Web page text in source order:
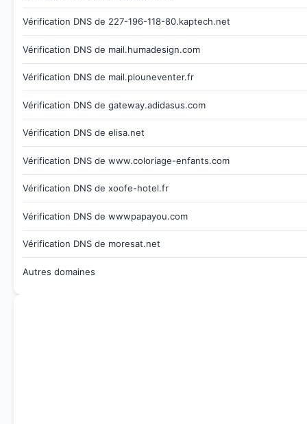
Vérification DNS de 227-196-118-80.kaptech.net
Vérification DNS de mail.humadesign.com
Vérification DNS de mail.plouneventer.fr
Vérification DNS de gateway.adidasus.com
Vérification DNS de elisa.net
Vérification DNS de www.coloriage-enfants.com
Vérification DNS de xoofe-hotel.fr
Vérification DNS de wwwpapayou.com
Vérification DNS de moresat.net
Autres domaines